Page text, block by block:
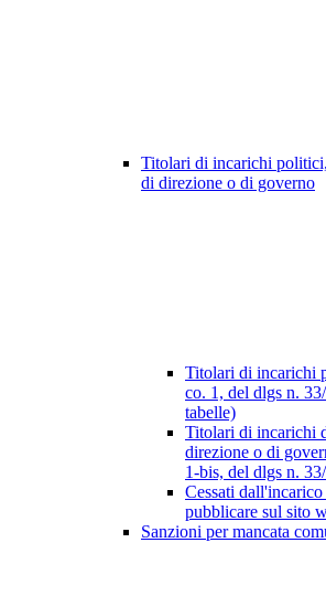
Titolari di incarichi
di direzione o di governo
Titolari di incarichi
co. 1, del dlgs n.
tabelle)
Titolari di incarichi
direzione o di
1-bis, del dlgs n.
Cessati
pubblicare sul sito
Sanzioni per mancata